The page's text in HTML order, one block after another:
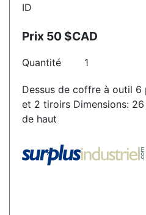
ID
Prix 50 $CAD
Quantité 1
Dessus de coffre à outil
et 2 tiroirs Dimensions:
de haut